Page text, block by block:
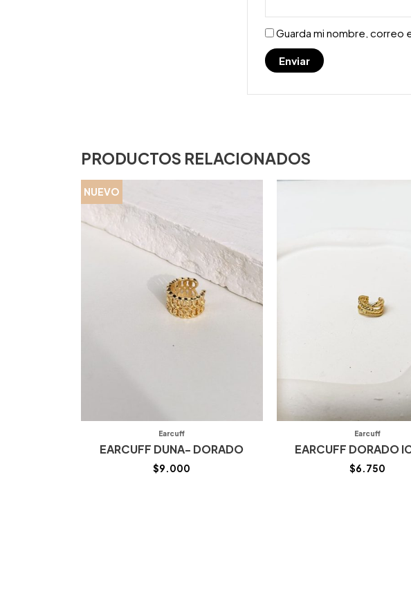
Guarda mi nombre, correo
PRODUCTOS RELACIONADOS
NUEVO
Earcuff
EARCUFF DUNA- DORADO
$9.000
Earcuff
EARCUFF DORADO
$6.750